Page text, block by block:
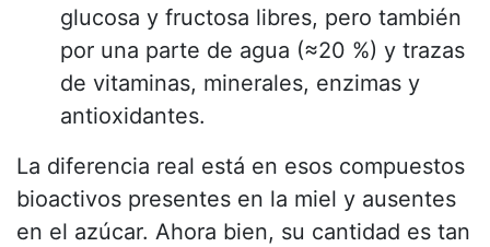
glucosa y fructosa libres, pero también
por una parte de agua (≈20 %) y trazas
de vitaminas, minerales, enzimas y
antioxidantes.
La diferencia real está en esos compuestos
bioactivos presentes en la miel y ausentes
en el azúcar. Ahora bien, su cantidad es tan